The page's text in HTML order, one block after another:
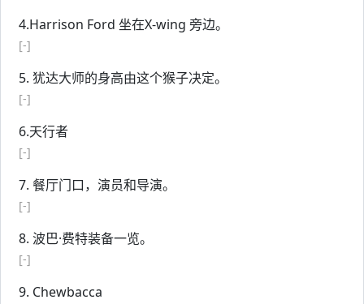
4.Harrison Ford 坐在X-wing 旁边。
[-]
5. 犹达大师的身高由这个猴子决定。
[-]
6.天行者
[-]
7. 餐厅门口，演员和导演。
[-]
8. 波巴·费特装备一览。
[-]
9. Chewbacca